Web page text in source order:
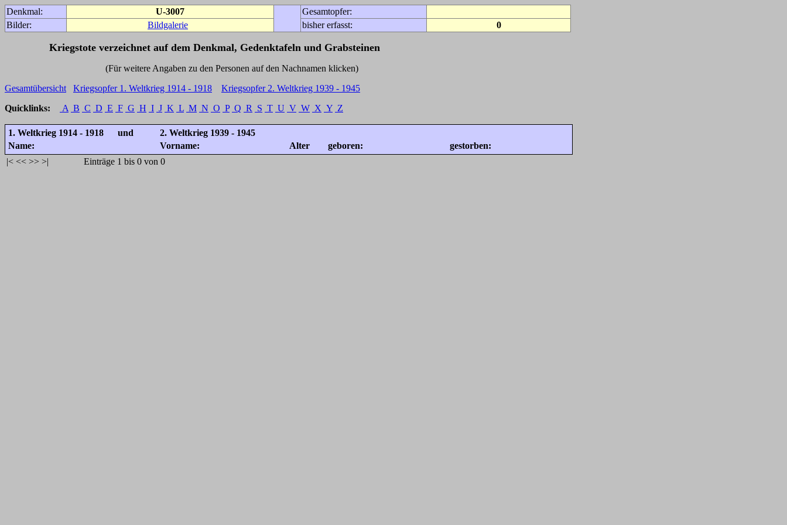
Denkmal: U-3007
Gesamtopfer:
Bilder:
Bildgalerie bisher erfasst: 0
Kriegstote verzeichnet auf dem Denkmal, Gedenktafeln und Grabsteinen
(Für weitere Angaben zu den Personen auf den Nachnamen klicken)
Gesamtübersicht
Kriegsopfer 1. Weltkrieg 1914 - 1918
Kriegsopfer 2. Weltkrieg 1939 - 1945
Quicklinks:
A B C D E F G H I J K L M N O P Q R S T U V W X Y Z
1. Weltkrieg 1914 - 1918 und
2. Weltkrieg 1939 - 1945
Name:
Vorname: Alter geboren:
gestorben:
|< << >> >| Einträge 1 bis 0 von 0